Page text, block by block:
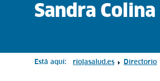
Sandra
Está aquí: riojasalud.es Directorio